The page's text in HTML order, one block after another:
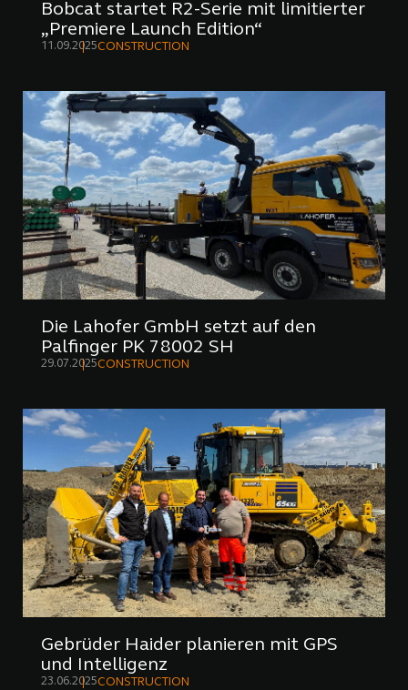
Bobcat startet R2-Serie mit limitierter
„Premiere Launch Edition“
11.09.2025CONSTRUCTION
Die Lahofer GmbH setzt auf den
Palfinger PK 78002 SH
29.07.2025CONSTRUCTION
Gebrüder Haider planieren mit GPS
und Intelligenz
23.06.2025CONSTRUCTION